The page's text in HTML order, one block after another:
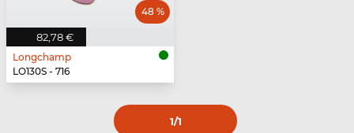
82,78 €
48 %
Longchamp
LO130S - 716
1/1